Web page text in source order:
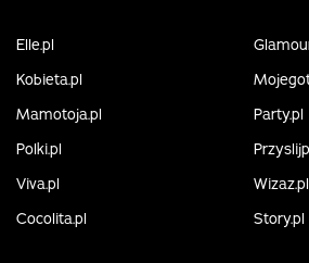
Elle.pl
Kobieta.pl
Mamotoja.pl
Party.pl
Polki.pl
Viva.pl
Wizaz.pl
Cocolita.pl
Story.pl